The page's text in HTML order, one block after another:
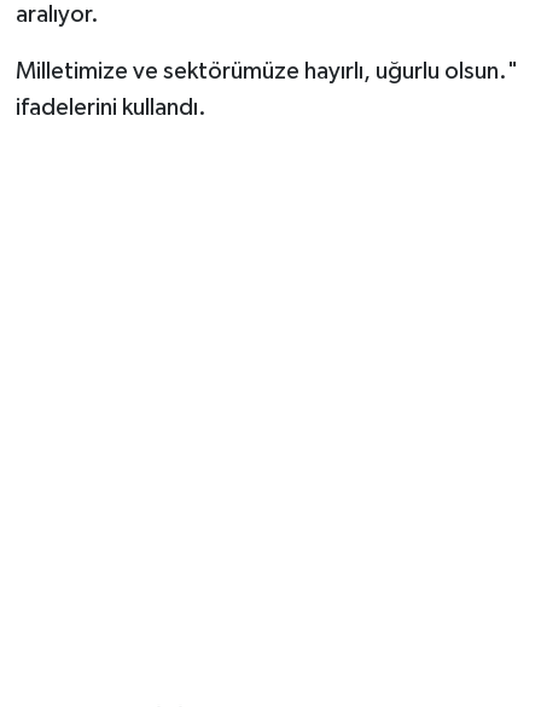
aralıyor.
Milletimize ve sektörümüze hayırlı, uğurlu olsun."
ifadelerini kullandı.